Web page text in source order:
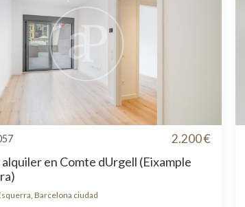
2.200 €
alquiler en Comte dUrgell (Eixample
Barcelona ciudad